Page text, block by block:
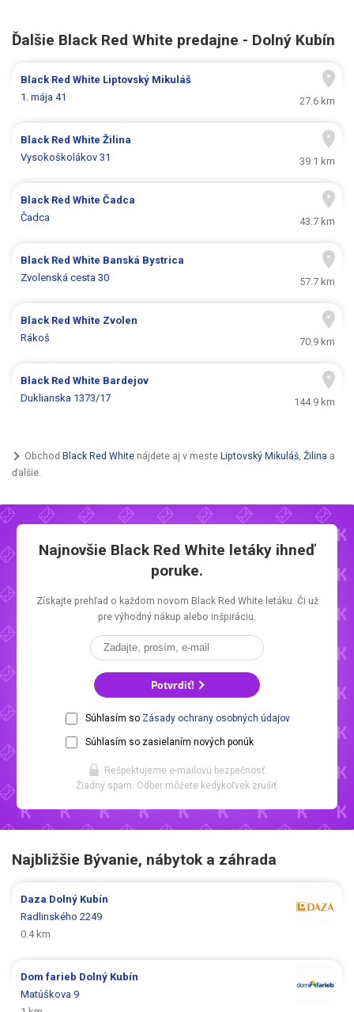
Ďalšie Black Red White predajne - Dolný Kubín
Black Red White Liptovský Mikuláš
1. mája 41
27.6 km
Black Red WhiteŽilina
Vysokoškolákov 31
39.1 km
Black Red WhiteČadca
Čadca
43.7 km
Black Red White Banská Bystrica
Zvolenská cesta 30
57.7 km
Black Red White Zvolen
Rákoš
70.9 km
Black Red White Bardejov
Duklianska 1373/17
144.9 km
Obchod Black Red White nájdete aj v meste Liptovský Mikuláš, Žilina a
ďalšie.
Najnovšie Black Red White letáky ihneď
poruke.
Získajte prehľad o každom novom Black Red White letáku. Či už
pre výhodný nákup alebo inšpiráciu.
Potvrdiť!
Súhlasím so Zásady ochrany osobných údajov
Súhlasím so zasielaním nových ponúk
Rešpektujeme e-mailovú bezpečnosť.
Žiadny spam. Odber môžete kedykoľvek zrušiť.
Najbližšie Bývanie, nábytok a záhrada
Daza Dolný Kubín
Radlinského 2249
0.4 km
Dom farieb Dolný Kubín
Matúškova 9